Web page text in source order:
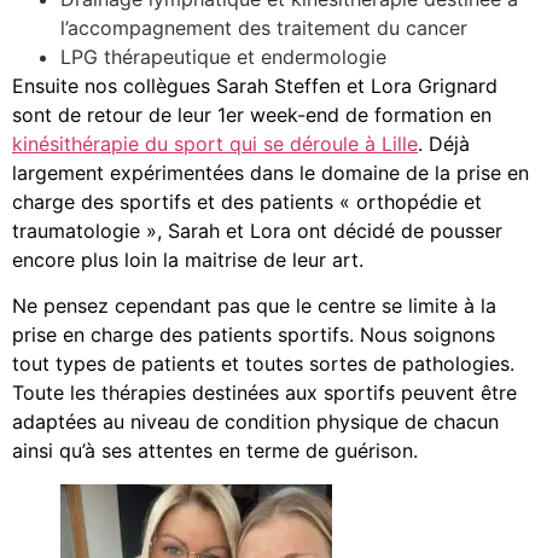
l’accompagnement des traitement du cancer
LPG thérapeutique et endermologie
Ensuite nos collègues Sarah Steffen et Lora Grignard
sont de retour de leur 1er week-end de formation en
kinésithérapie du sport qui se déroule à Lille. Déjà
largement expérimentées dans le domaine de la prise en
charge des sportifs et des patients « orthopédie et
traumatologie », Sarah et Lora ont décidé de pousser
encore plus loin la maitrise de leur art.
Ne pensez cependant pas que le centre se limite à la
prise en charge des patients sportifs. Nous soignons
tout types de patients et toutes sortes de pathologies.
Toute les thérapies destinées aux sportifs peuvent être
adaptées au niveau de condition physique de chacun
ainsi qu’à ses attentes en terme de guérison.